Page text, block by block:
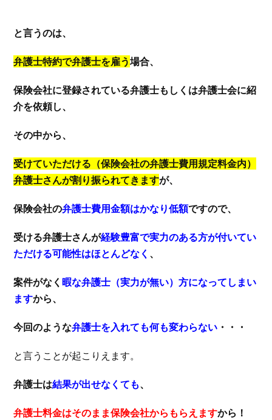
と言うのは、
弁護士特約で弁護士を雇う場合、
保険会社に登録されている弁護士もしくは弁護士会に紹
介を依頼し、
その中から、
受けていただける（保険会社の弁護士費用規定料金内）
弁護士さんが割り振られてきますが、
保険会社の弁護士費用金額はかなり低額ですので、
受ける弁護士さんが経験豊富で実力のある方が付いてい
ただける可能性はほとんどなく 、
案件がなく暇な弁護士（実力が無い）方になってしまい
ますから、
今回のような弁護士を入れても何も変わらない ・・・
と言うことが起こりえます。
弁護士は結果が出せなくても、
弁護士料金はそのまま保険会社からもらえますから！